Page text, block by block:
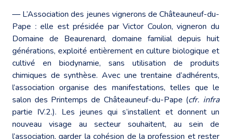
― L’Association des jeunes vignerons de Châteauneuf-du-
Pape : elle est présidée par Victor Coulon, vigneron du
Domaine de Beaurenard, domaine familial depuis huit
générations, exploité entièrement en culture biologique et
cultivé en biodynamie, sans utilisation de produits
chimiques de synthèse. Avec une trentaine d’adhérents,
l’association organise des manifestations, telles que le
salon des Printemps de Châteauneuf-du-Pape (cfr. infra
partie IV.2.). Les jeunes qui s’installent et donnent un
nouveau visage au secteur souhaitent, au sein de
l’association, garder la cohésion de la profession et rester